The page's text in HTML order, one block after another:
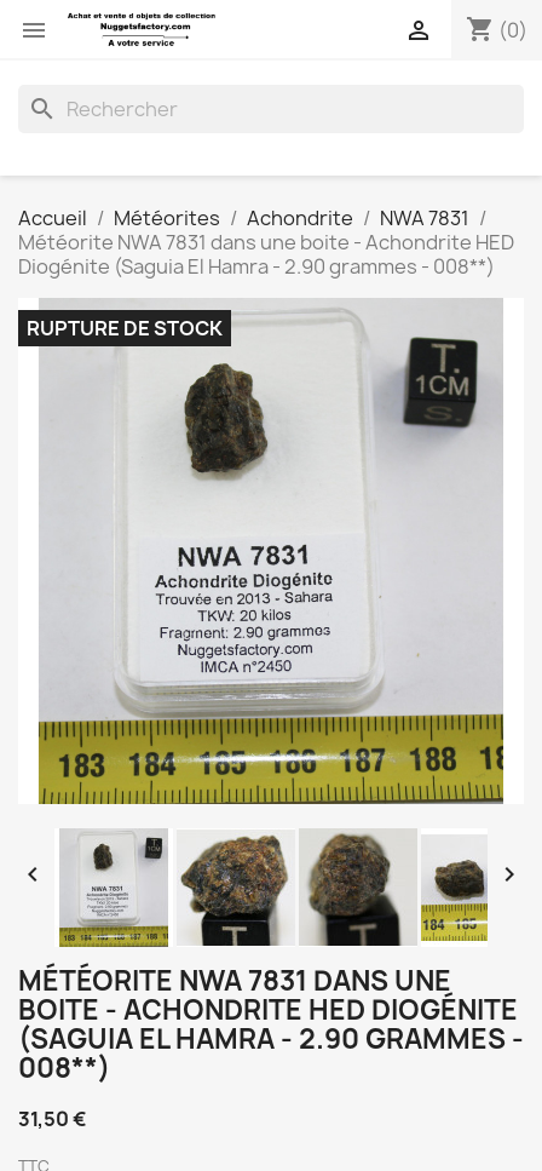
 shopping_cart (0)

search
Accueil Météorites Achondrite
NWA 7831
Météorite NWA 7831 dans une boite - Achondrite HED
Diogénite (Saguia El Hamra - 2.90 grammes - 008**)
RUPTURE DE STOCK
 
MÉTÉORITE NWA 7831 DANS UNE
BOITE - ACHONDRITE HED DIOGÉNITE
(SAGUIA EL HAMRA - 2.90 GRAMMES -
008**)
31,50 €
TTC